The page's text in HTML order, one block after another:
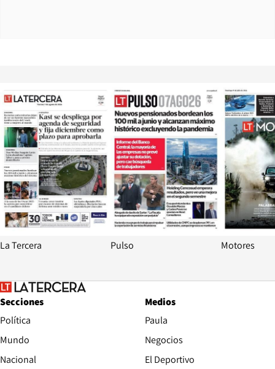
Opens in new window
La Tercera
Opens in
Pulso Motores
Secciones
Política
Mundo
Nacional
Medios
Paula
Negocios
El Deportivo